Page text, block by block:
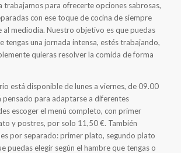
trabajamos para ofrecerte opciones sabrosas,
con ese toque de cocina de siempre
al mediodía. Nuestro objetivo es que puedas
tengas una jornada intensa, estés trabajando,
quieras resolver la comida de forma
está disponible de lunes a viernes, de 09.00
pensado para adaptarse a diferentes
escoger el menú completo, con primer
y postres, por solo 11,50 €. También
por separado: primer plato, segundo plato
puedas elegir según el hambre que tengas o